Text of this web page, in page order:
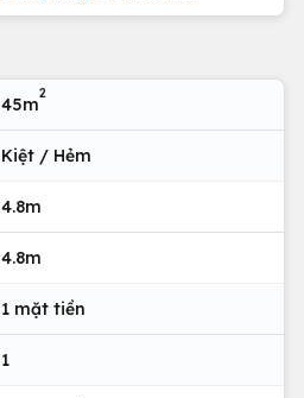
45m
2
Kiệt / Hẻm
4.8m
4.8m
1 mặt tiền
1